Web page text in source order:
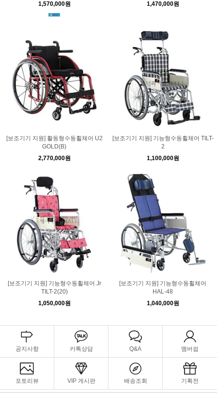
1,570,000원
1,470,000원
[보조기기 지원] 활동형수동휠체어 U2
GOLD(B)
2,770,000원
[보조기기 지원] 기능형수동휠체어 TILT-
2
1,100,000원
[보조기기 지원] 기능형수동휠체어 Jr
TILT-2(20)
1,050,000원
[보조기기 지원] 기능형수동휠체어
HAL-48
1,040,000원
공지사항 카톡상담 Q&A 멤버쉽
포토리뷰 VIP 게시판 배송조회 기획전